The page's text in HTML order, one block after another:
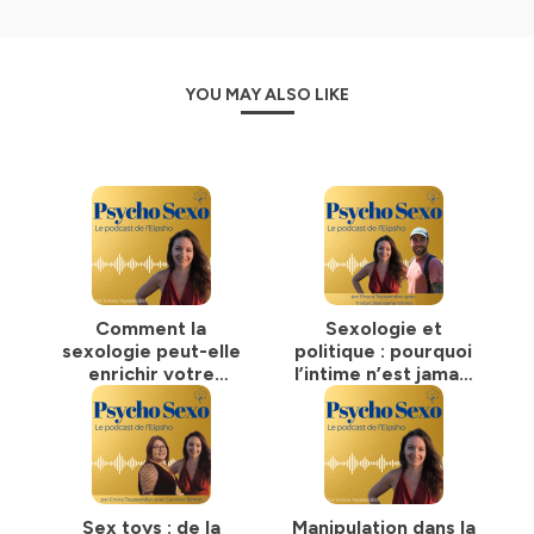
pour offrir un accompagnement réellement
transformateur.
👉 Abonne-toi pour des contenus inspirants, des
témoignages éclairants, et des solutions concrètes à
Psycho Sexo, le podcast pour nourrir ta pratique et
explorer l’intime dans l'aisance.
Hébergé par Ausha. Visitez
ausha.co/politique-de-
confidentialitepour plus d'informations.
YOU MAY ALSO LIKE
Comment la
sexologie peut-elle
enrichir votre
métier actuel ? #87
Sexologie et
politique : pourquoi
l’intime n’est jamais
neutre ? Avec
Tristan Jeangene
Vilmer sexologue
#86
Sex toys : de la Manipulation dans la